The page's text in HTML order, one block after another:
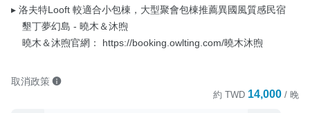
▸ 洛夫特Looft 較適合小包棟，大型聚會包棟推薦異國風質感民宿
    曉木＆沐煦官網： https://booking.owlting.com/曉木沐煦
取消政策
約 TWD 14,000 / 晚